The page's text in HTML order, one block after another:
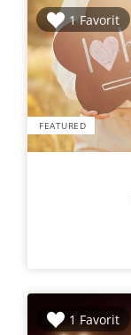
1 Favorit
FEATURED
1 Favorit